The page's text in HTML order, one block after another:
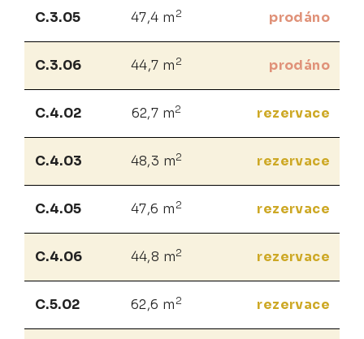
C.3.05 47,4 m 2 prodáno
C.3.06 44,7 m 2 prodáno
C.4.02 62,7 m2 rezervace
C.4.03 48,3 m2 rezervace
C.4.05 47,6 m 2 rezervace
C.4.06 44,8 m2 rezervace
C.5.02 62,6 m 2 rezervace